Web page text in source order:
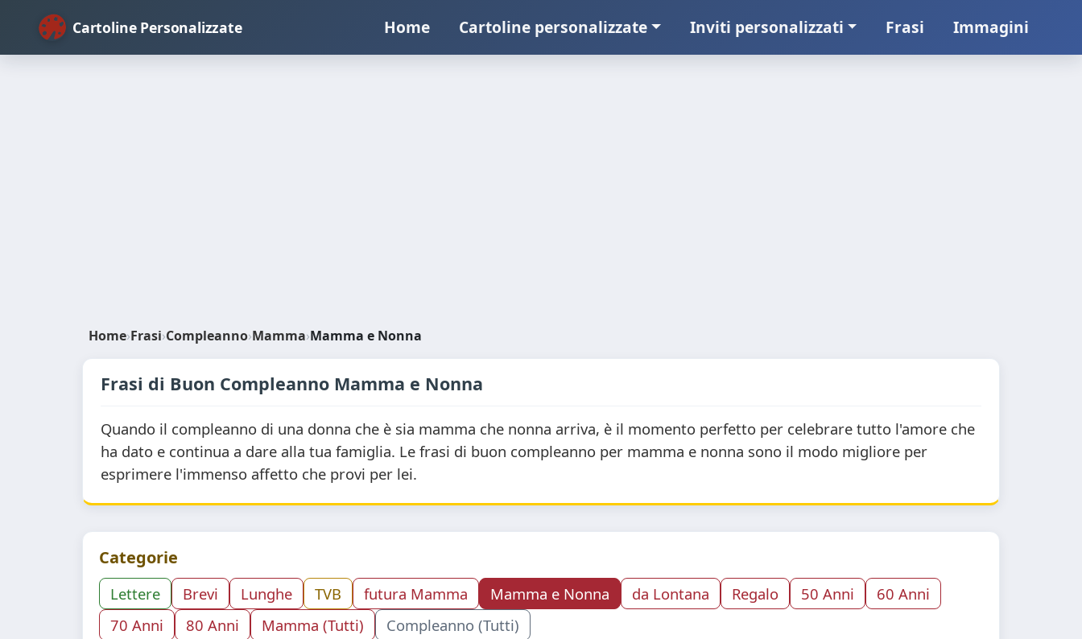
Cartoline Personalizzate Home Cartoline personalizzate Inviti personalizzati Frasi Immagini
Home›Frasi›Compleanno›Mamma›Mamma e Nonna
Frasi di Buon Compleanno Mamma e Nonna
Quando il compleanno di una donna che è sia mamma che nonna arriva, è il momento perfetto per celebrare tutto l'amore che
ha dato e continua a dare alla tua famiglia. Le frasi di buon compleanno per mamma e nonna sono il modo migliore per
esprimere l'immenso affetto che provi per lei.
Categorie
Lettere Brevi Lunghe TVB futura Mamma Mamma e Nonna da Lontana Regalo 50 Anni
60 Anni
70 Anni
80 Anni Mamma (Tutti) Compleanno (Tutti)